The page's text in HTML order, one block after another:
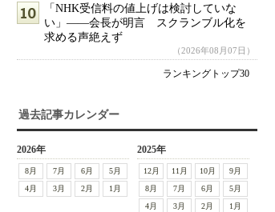
「NHK受信料の値上げは検討していな
い」――会長が明言 スクランブル化を
求める声絶えず
（2026年08月07日）
ランキングトップ30
過去記事カレンダー
2026年
8月 7月 6月
5月
4月
3月 2月 1月
2025年
12月 11月 10月
9月
8月
7月 6月
5月
4月
3月 2月 1月